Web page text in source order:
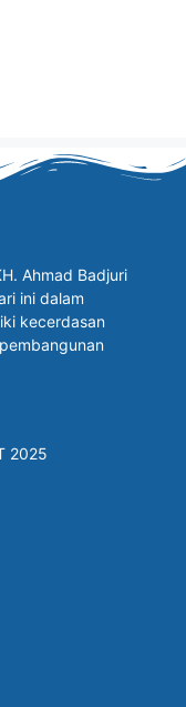
Ahmad Badjuri
ini dalam
kecerdasan
2025